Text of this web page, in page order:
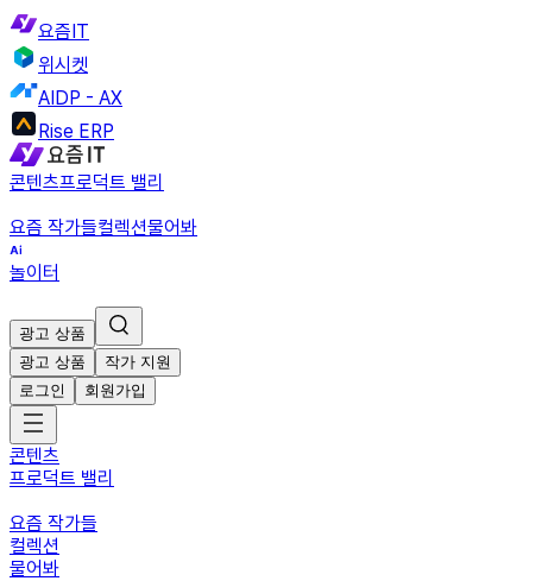
요즘IT
위시켓
AIDP - AX
Rise ERP
콘텐츠프로덕트 밸리
요즘 작가들컬렉션물어봐
놀이터
광고 상품
광고 상품
작가 지원
로그인
회원가입
콘텐츠
프로덕트 밸리
요즘 작가들
컬렉션
물어봐